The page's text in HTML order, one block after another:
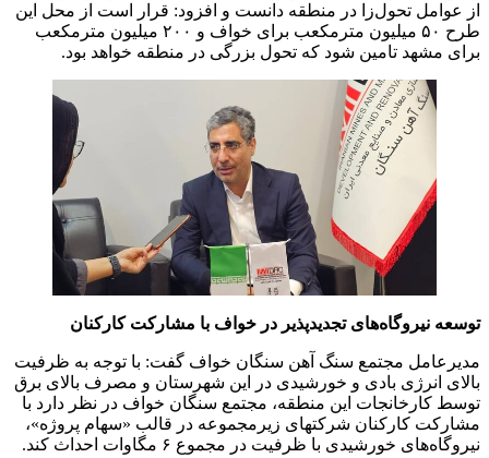
از عوامل تحول‌زا در منطقه دانست و افزود: قرار است از محل این
طرح ۵۰ میلیون مترمکعب برای خواف و ۲۰۰ میلیون مترمکعب
برای مشهد تامین شود که تحول بزرگی در منطقه خواهد بود.
توسعه نیروگاه‌های تجدیدپذیر در خواف با مشارکت کارکنان
مدیرعامل مجتمع سنگ آهن سنگان خواف گفت: با توجه به ظرفیت
بالای انرژی بادی و خورشیدی در این شهرستان و مصرف بالای برق
توسط کارخانجات این منطقه، مجتمع سنگان خواف در نظر دارد با
مشارکت کارکنان شرکتهای زیرمجموعه در قالب «سهام پروژه»،
نیروگاه‌های خورشیدی با ظرفیت در مجموع ۶ مگاوات احداث کند.